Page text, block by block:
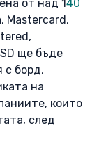
от над 140
Mastercard,
ще бъде
с борд,
на
които
след